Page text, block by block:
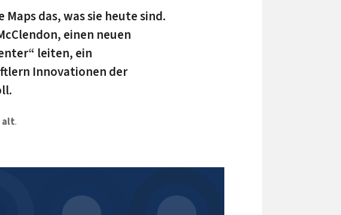
das, was sie heute sind.
einen neuen
leiten, ein
Innovationen der
alt.